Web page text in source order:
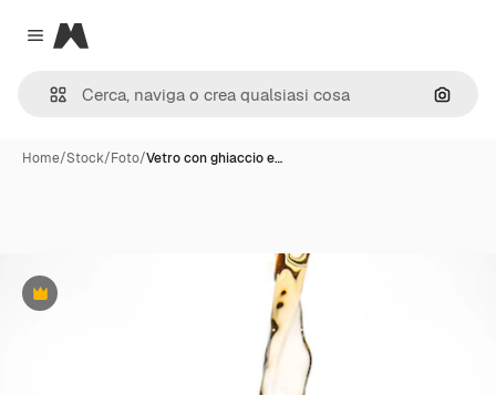
Close menu
Magnific
Cerca
Home/Stock/Foto/Vetro con ghiaccio e…
Premium